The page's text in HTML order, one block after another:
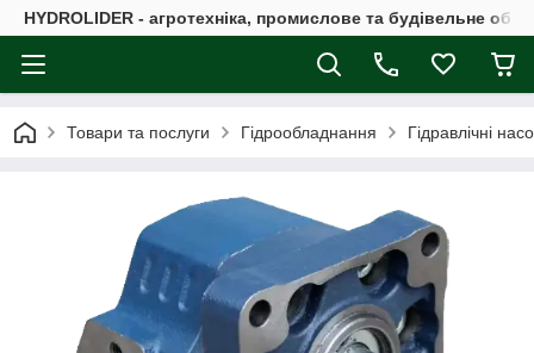
HYDROLIDER - агротехніка, промислове та будівельне
Товари та послуги Гідрообладнання Гідравлічні